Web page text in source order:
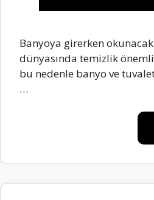
Banyoya girerken
dünyasında temizlik
bu nedenle banyo ve
…